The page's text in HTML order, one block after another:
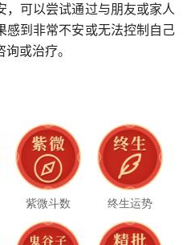
，可以尝试通过与朋友或家人
感到非常不安或无法控制自己
或治疗。
紫微斗数 终生运势